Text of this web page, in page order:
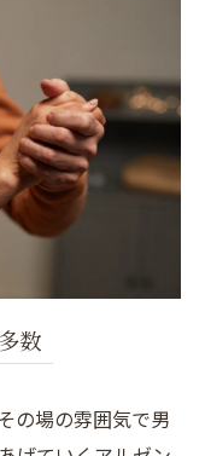
数
の場の雰囲気で男